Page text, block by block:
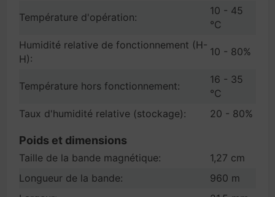
Température d'opération:
10 - 45
°C
Humidité relative de fonctionnement (H-
H):
10 - 80%
Température hors fonctionnement:
16 - 35
°C
Taux d'humidité relative (stockage):
20 - 80%
Poids et dimensions
Taille de la bande magnétique:
1,27 cm
Longueur de la bande:
960 m